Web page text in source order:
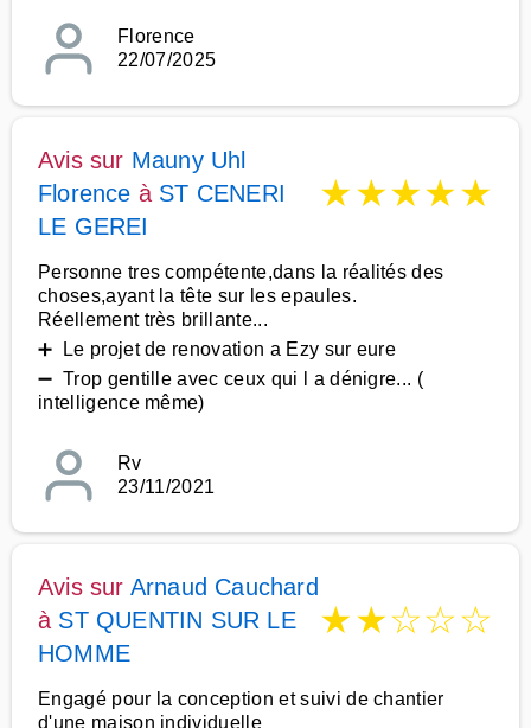
Florence
22/07/2025
Avis sur Mauny Uhl
Florence à ST CENERI
LE GEREI
★★★★★
Personne tres compétente,dans la réalités des
choses,ayant la tête sur les epaules.
Réellement très brillante...
➕ Le projet de renovation a Ezy sur eure
➖ Trop gentille avec ceux qui l a dénigre... (
intelligence même)
Rv
23/11/2021
Avis sur Arnaud Cauchard
à ST QUENTIN SUR LE
HOMME
★★☆☆☆
Engagé pour la conception et suivi de chantier
d'une maison individuelle